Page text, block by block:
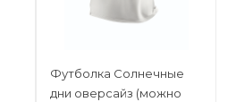
Футболка Солнечные
дни оверсайз (можно